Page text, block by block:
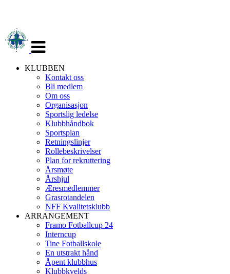
navigasjon
KLUBBEN
Kontakt oss
Bli medlem
Om oss
Organisasjon
Sportslig ledelse
Klubbhåndbok
Sportsplan
Retningslinjer
Rollebeskrivelser
Plan for rekruttering
Årsmøte
Årshjul
Æresmedlemmer
Grasrotandelen
NFF Kvalitetsklubb
ARRANGEMENT
Framo Fotballcup 24
Interncup
Tine Fotballskole
En utstrakt hånd
Åpent klubbhus
Klubbkvelds